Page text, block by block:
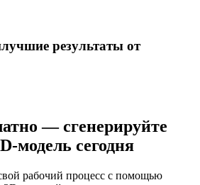
результаты от
— сгенерируйте
модель сегодня
рабочий процесс с помощью